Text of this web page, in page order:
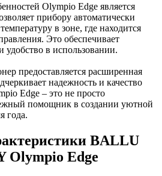
Olympio Edge является
прибору автоматически
в зоне, где находится
Это обеспечивает
в использовании.
предоставляется расширенная
надежность и качество
Edge – это не просто
помощник в создании уютной
года.
BALLU
Olympio Edge